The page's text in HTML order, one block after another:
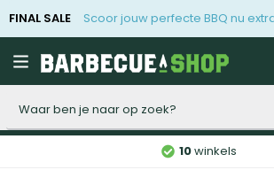
FINAL SALE Scoor jouw perfecte BBQ nu
10winkels